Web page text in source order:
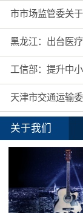
工信部：提升中
关于我们